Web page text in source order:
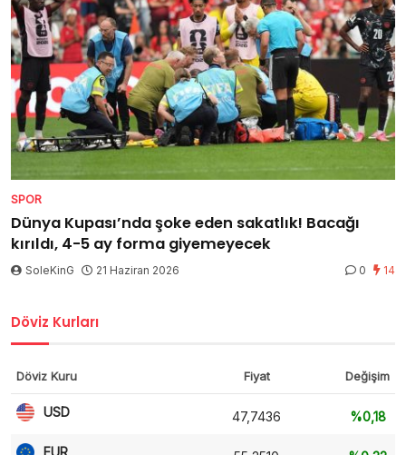
SPOR
Dünya Kupası’nda şoke eden sakatlık! Bacağı
kırıldı, 4-5 ay forma giyemeyecek
SoleKinG 21 Haziran 2026 0 14
Döviz Kurları
Döviz Kuru Fiyat Değişim
USD 47,7436 %0,18